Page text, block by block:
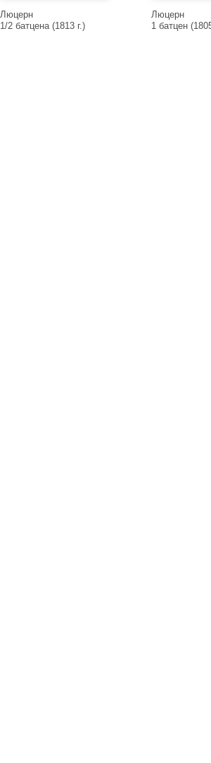
Люцерн
1/2 батцена (1813 г.)
Люцерн
1 батцен